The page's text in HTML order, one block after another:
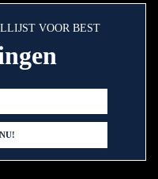
VOOR BEST